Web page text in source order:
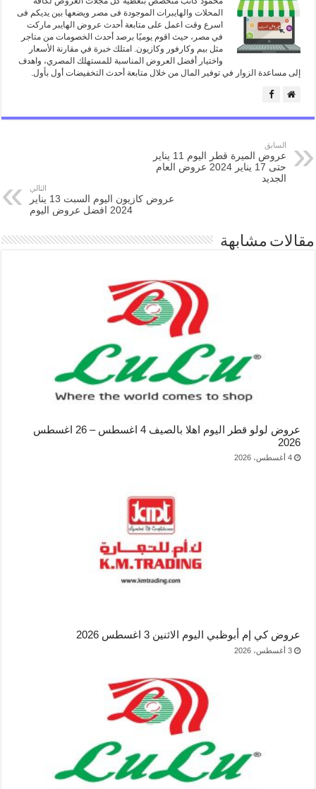
المحلات والهايبرات الموجودة فى مصر ويضعها بين يديكم فى
اسرع وقت اعمل على متابعة أحدث عروض الهايبر ماركت
في مصر، حيث اقوم يوميًا برصد أحدث الخصومات من متاجر
مثل بيم وكارفور وكازيون. امتلك خبرة في مقارنة الأسعار
واختيار أفضل العروض المناسبة للمستهلك المصري، واهدف
إلى مساعدة الزوار في توفير المال من خلال متابعة أحدث التخفيضات أول بأول.
السابق
عروض الميرة قطر اليوم 11 يناير
حتى 17 يناير 2024 عروض العام
الجديد
التالي
عروض كازيون اليوم السبت 13 يناير
2024 افضل عروض اليوم
مقالات مشابهة
عروض لولو قطر اليوم اهلا بالصيف 4 اغسطس – 26 اغسطس
2026
4 أغسطس، 2026
عروض كي إم أبوظبي اليوم الاثنين 3 اغسطس 2026
3 أغسطس، 2026